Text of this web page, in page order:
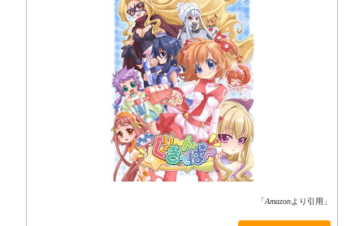
「Amazonより引用」